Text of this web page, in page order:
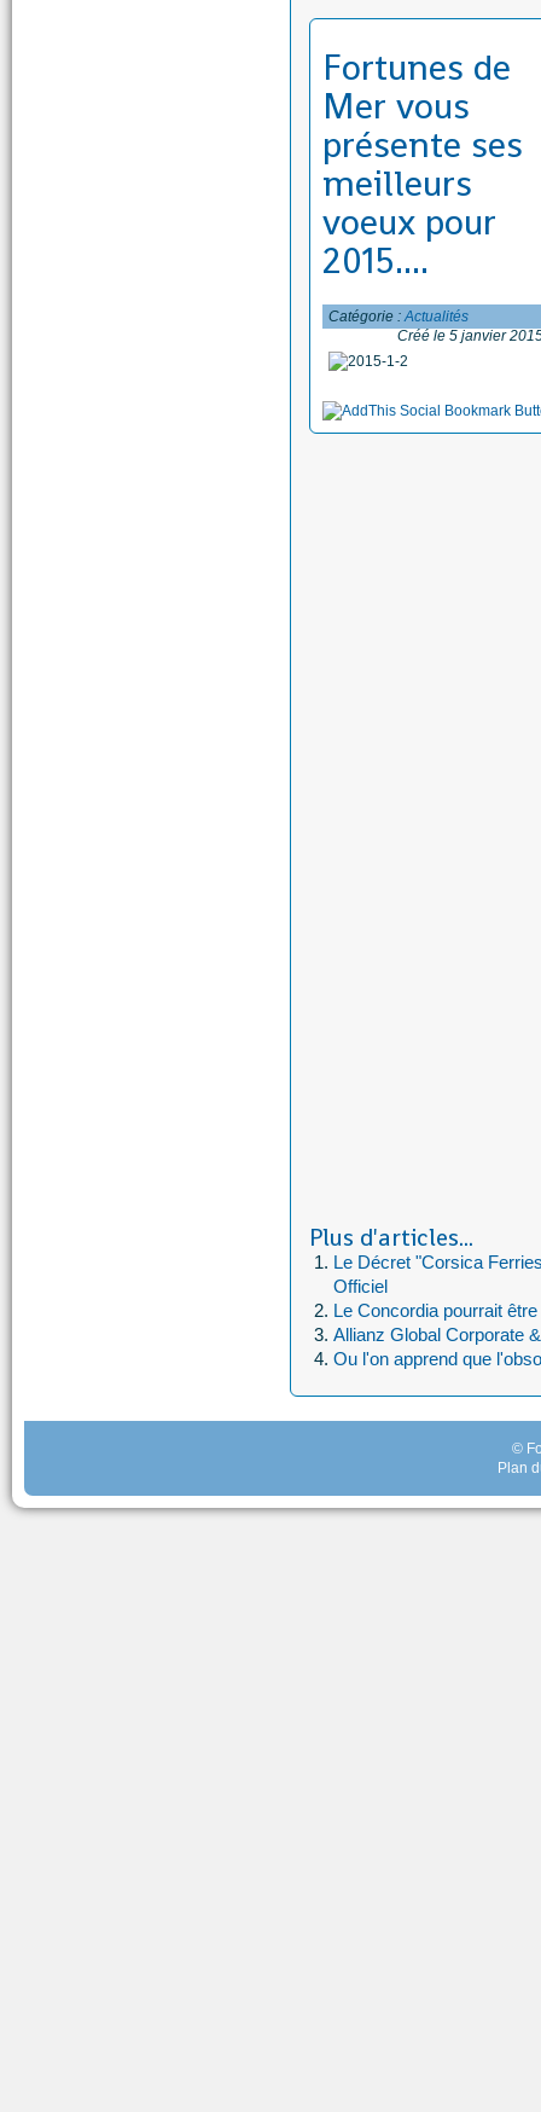
Fortunes de
Mer vous
présente ses
meilleurs
voeux pour
2015....
Catégorie :Actualités
Créé le 5 janvier
Plus d'articles...
Le Décret "Corsica
Officiel
Le Concordia pourrait
Allianz Global Corporate
Ou l'on apprend que
©
Plan